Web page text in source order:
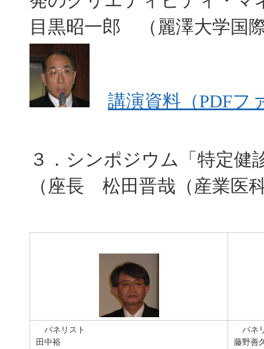
目黒昭一郎 （麗澤大学国
講演資料（PDFフ
３．シンポジウム「特定健
（座長 松田晋哉（産業医
パネリスト
田中裕
パネ
藤野善